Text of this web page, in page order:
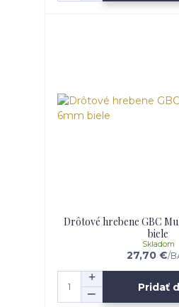
Drôtové hrebene GBC
biele
27,70 €/
Skladom
Pridať